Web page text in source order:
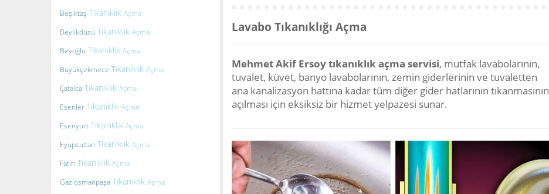
Lavabo Tıkanıklığı Açma
Mehmet Akif Ersoy tıkanıklık açma servisi, mutfak lavabolarının,
tuvalet, küvet, banyo lavabolarının, zemin giderlerinin ve tuvaletten
ana kanalizasyon hattına kadar tüm diğer gider hatlarının tıkanmasının
açılması için eksiksiz bir hizmet yelpazesi sunar.
Beşiktaş Tıkanıklık Açma
Beylikdüzü Tıkanıklık Açma
Beyoğlu Tıkanıklık Açma
Büyükçekmece Tıkanıklık Açma
Çatalca Tıkanıklık Açma
Esenler Tıkanıklık Açma
Esenyurt Tıkanıklık Açma
Eyüpsultan Tıkanıklık Açma
Fatih Tıkanıklık Açma
Gaziosmanpaşa Tıkanıklık Açma